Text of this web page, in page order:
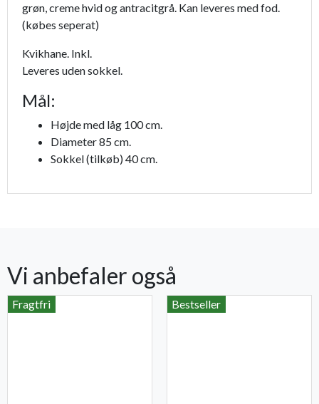
grøn, creme hvid og antracitgrå. Kan leveres med fod.
(købes seperat)
Kvikhane. Inkl.
Leveres uden sokkel.
Mål:
Højde med låg 100 cm.
Diameter 85 cm.
Sokkel (tilkøb) 40 cm.
Vi anbefaler også
Fragtfri Bestseller